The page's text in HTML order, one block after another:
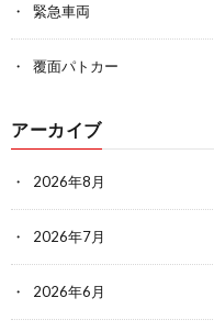
緊急車両
覆面パトカー
アーカイブ
2026年8月
2026年7月
2026年6月